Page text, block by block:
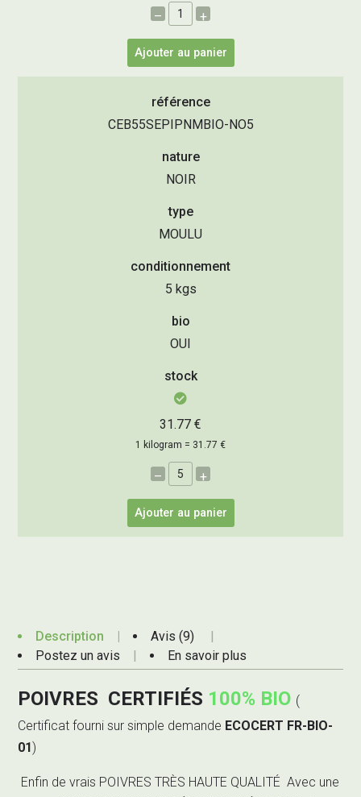
– +
Ajouter au panier
référence
CEB55SEPIPNMBIO-NO5
nature
NOIR
type
MOULU
conditionnement
5 kgs
bio
OUI
stock
31.77 €
1 kilogram = 31.77 €
– +
Ajouter au panier
Description
Avis (9)
Postez un avis
En savoir plus
POIVRES CERTIFIÉS 100% BIO (
Certificat fourni sur simple demande ECOCERT FR-BIO-
01 )
Enfin de vrais POIVRES TRÈS HAUTE QUALITÉ Avec une